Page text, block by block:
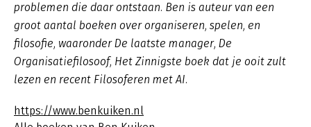
problemen die daar ontstaan. Ben is auteur van een
groot aantal boeken over organiseren, spelen, en
filosofie, waaronderDe laatste manager, De
Organisatiefilosoof, Het Zinnigste boek dat je ooit zult
lezen en recent Filosoferen met AI.
https://www.benkuiken.nl